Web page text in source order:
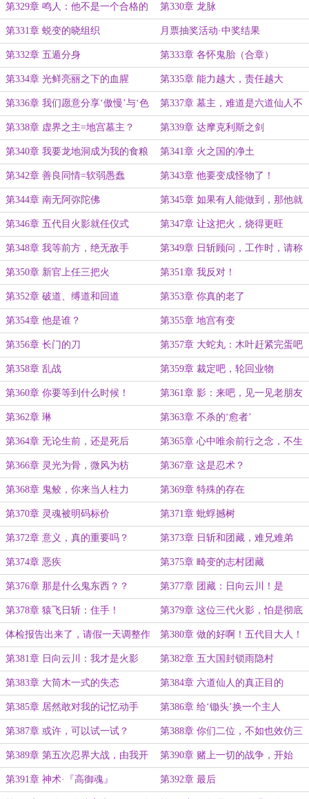
第329章 鸣人：他不是一个合格的
父亲，更不是一个称职的火影
第330章 龙脉
第331章 蜕变的晓组织 月票抽奖活动·中奖结果
第332章 五遁分身 第333章 各怀鬼胎（合章）
第334章 光鲜亮丽之下的血腥 第335章 能力越大，责任越大
第336章 我们愿意分享‘傲慢’与‘色
欲’
第337章 墓主，难道是六道仙人不
成？
第338章 虚界之主=地宫墓主？ 第339章 达摩克利斯之剑
第340章 我要龙地洞成为我的食粮 第341章 火之国的净土
第342章 善良同情=软弱愚蠢 第343章 他要变成怪物了！
第344章 南无阿弥陀佛 第345章 如果有人能做到，那他就
是神
第346章 五代目火影就任仪式 第347章 让这把火，烧得更旺
第348章 我等前方，绝无敌手 第349章 日斩顾问，工作时，请称
呼职务
第350章 新官上任三把火 第351章 我反对！
第352章 破道、缚道和回道 第353章 你真的老了
第354章 他是谁？ 第355章 地宫有变
第356章 长门的刀 第357章 大蛇丸：木叶赶紧完蛋吧
第358章 乱战 第359章 裁定吧，轮回业物
第360章 你要等到什么时候！ 第361章 影：来吧，见一见老朋友
吧
第362章 琳 第363章 不杀的‘愈者’
第364章 无论生前，还是死后 第365章 心中唯余前行之念，不生
半点争竞之心
第366章 灵光为骨，微风为枋 第367章 这是忍术？
第368章 鬼鲛，你来当人柱力 第369章 特殊的存在
第370章 灵魂被明码标价 第371章 蚍蜉撼树
第372章 意义，真的重要吗？ 第373章 日斩和团藏，难兄难弟
第374章 恶疾 第375章 畸变的志村团藏
第376章 那是什么鬼东西？？ 第377章 团藏：日向云川！是
你！！
第378章 猿飞日斩：住手！ 第379章 这位三代火影，怕是彻底
完了
体检报告出来了，请假一天调整作
息
第380章 做的好啊！五代目大人！
（合章4k5）
第381章 日向云川：我才是火影
（合章6k1）
第382章 五大国封锁雨隐村
第383章 大筒木一式的失态 第384章 六道仙人的真正目的
第385章 居然敢对我的记忆动手
脚！
第386章 给‘锄头’换一个主人
第387章 或许，可以试一试？ 第388章 你们二位，不如也效仿三
代目，直接退休养老吧
第389章 第五次忍界大战，由我开
启
第390章 赌上一切的战争，开始
了！
第391章 神术·『高御魂』 第392章 最后